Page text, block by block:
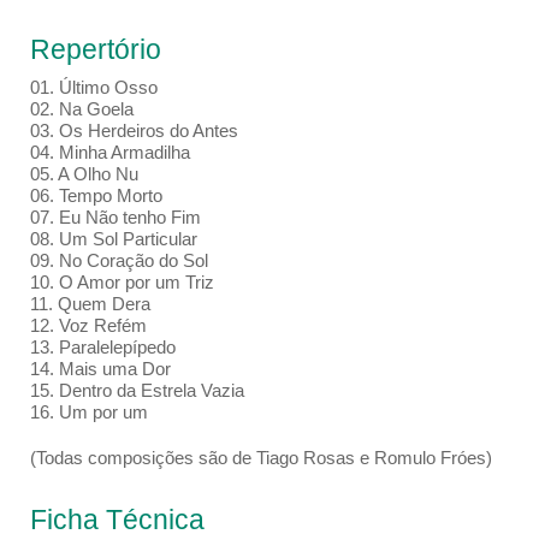
Repertório
01. Último Osso
02. Na Goela
03. Os Herdeiros do Antes
04. Minha Armadilha
05. A Olho Nu
06. Tempo Morto
07. Eu Não tenho Fim
08. Um Sol Particular
09. No Coração do Sol
10. O Amor por um Triz
11. Quem Dera
12. Voz Refém
13. Paralelepípedo
14. Mais uma Dor
15. Dentro da Estrela Vazia
16. Um por um
(Todas composições são de Tiago Rosas e Romulo Fróes)
Ficha Técnica